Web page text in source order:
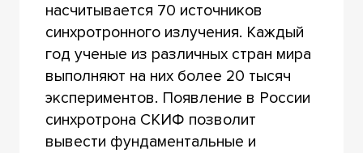
насчитывается 70 источников
синхротронного излучения. Каждый
год ученые из различных стран мира
выполняют на них более 20 тысяч
экспериментов. Появление в России
синхротрона СКИФ позволит
вывести фундаментальные и